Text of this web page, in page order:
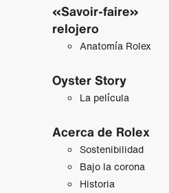
«Savoir-faire»
relojero
Anatomía Rolex
Oyster Story
La película
Acerca de Rolex
Sostenibilidad
Bajo la corona
Historia